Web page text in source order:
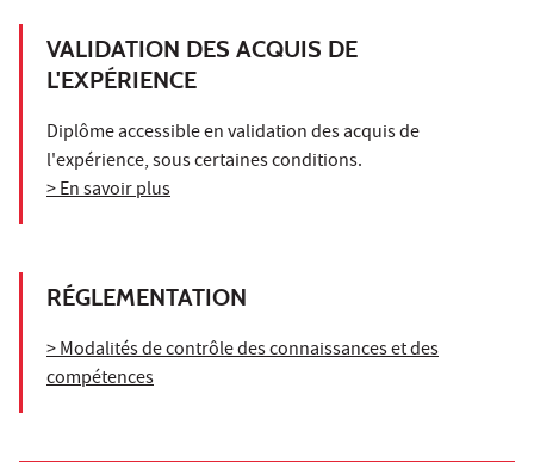
VALIDATION DES ACQUIS DE
L'EXPÉRIENCE
Diplôme accessible en validation des acquis de
l'expérience, sous certaines conditions.
> En savoir plus
RÉGLEMENTATION
> Modalités de contrôle des connaissances et des
compétences